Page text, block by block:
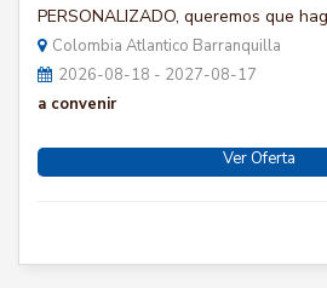
PERSONALIZADO, queremos que
Colombia Atlantico Barranquilla
2026-08-18 - 2027-08-17
a convenir
Ver Oferta